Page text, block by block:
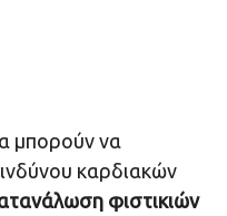
μπορούν να
καρδιακών
φιστικιών